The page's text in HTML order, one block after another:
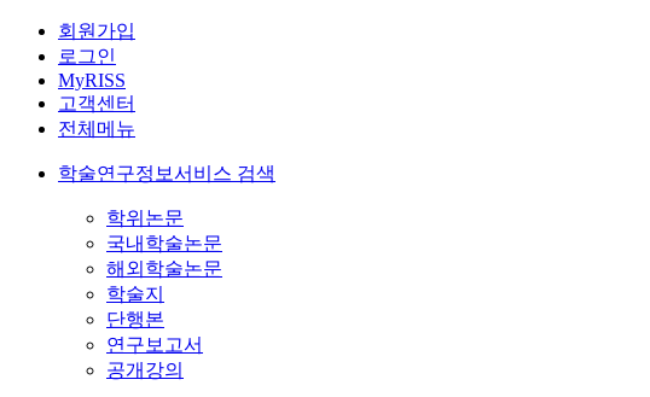
회원가입
로그인
MyRISS
고객센터
전체메뉴
학술연구정보서비스 검색
학위논문
국내학술논문
해외학술논문
학술지
단행본
연구보고서
공개강의